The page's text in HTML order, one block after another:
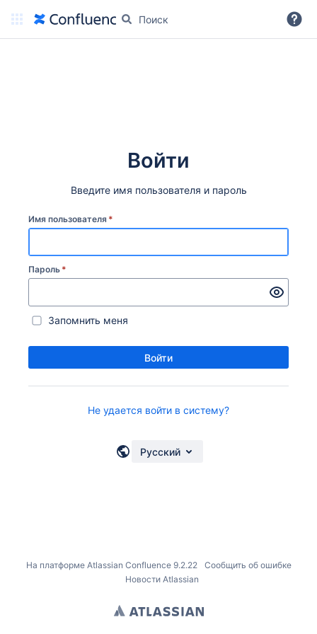
Дальше
Войти
Введите имя пользователя и пароль
Имя пользователя *
Пароль *
Запомнить меня
Войти
Не удается войти в систему?
Русский
На платформе Atlassian Confluence 9.2.22
Сообщить об ошибке
Новости Atlassian